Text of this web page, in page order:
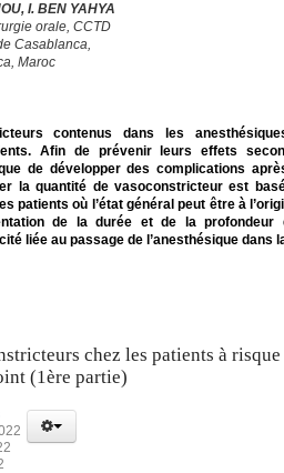
I. BEN YAHYA
orale, CCTD
Casablanca,
Maroc
contenus dans les
Afin de prévenir leurs effets
de développer des complications
la quantité de vasoconstricteur est
patients où l’état général peut être à
de la durée et de la profondeur
liée au passage de l’anesthésique dans
chez les patients à
(1ère partie)